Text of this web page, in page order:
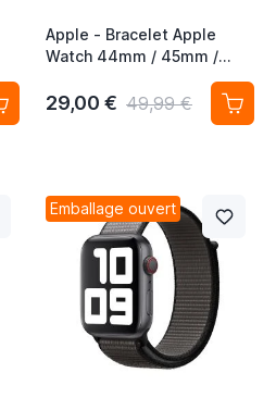
Apple - Bracelet Apple
Watch 44mm / 45mm /
46mm / 49mm - Boucle
Sport respirante - Sunshine
29,00 € 49,99 €
Emballage ouvert